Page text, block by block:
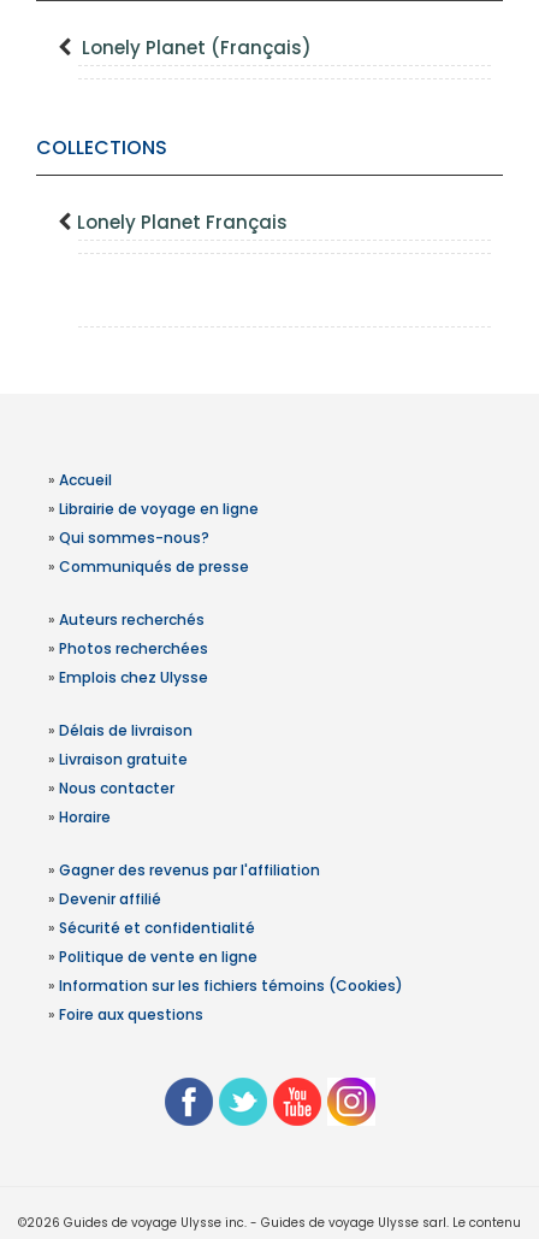
Lonely Planet (Français)
COLLECTIONS
Lonely Planet Français
» Accueil
» Librairie de voyage en ligne
» Qui sommes-nous?
» Communiqués de presse
» Auteurs recherchés
» Photos recherchées
» Emplois chez Ulysse
» Délais de livraison
» Livraison gratuite
» Nous contacter
» Horaire
» Gagner des revenus par l'affiliation
» Devenir affilié
» Sécurité et confidentialité
» Politique de vente en ligne
» Information sur les fichiers témoins (Cookies)
» Foire aux questions
©2026 Guides de voyage Ulysse inc. - Guides de voyage Ulysse sarl. Le contenu